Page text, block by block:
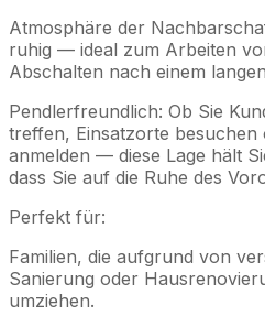
Atmosphäre der
ruhig — ideal zum Arbeiten
Abschalten nach einem
Pendlerfreundlich: Ob Sie
treffen, Einsatzorte
anmelden — diese Lage hält
dass Sie auf die Ruhe des
Perfekt für:
Familien, die aufgrund von
Sanierung oder
umziehen.